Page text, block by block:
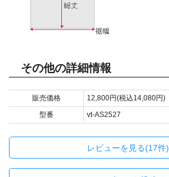
その他の詳細情報
販売価格
12,800円(税込14,080円)
型番
vt-AS2527
レビューを見る(17件)